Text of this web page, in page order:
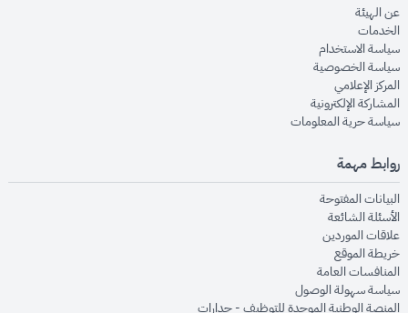
عن الهيئةopens in new window
الخدماتopens in new window
سياسة الاستخدام
سياسة الخصوصيةopens in new window
المركز الإعلاميopens in new window
المشاركة الإلكترونيةopens in new window
سياسة حرية المعلوماتopens in new window
روابط مهمة
البيانات المفتوحةopens in new window
الأسئلة الشائعةopens in new window
علاقات الموردينopens in new window
خريطة الموقعopens in new window
المنافسات العامةopens in new window
سياسة سهولة الوصولopens in new window
المنصة الوطنية الموحدة للتوظيف - جداراتopens in new window